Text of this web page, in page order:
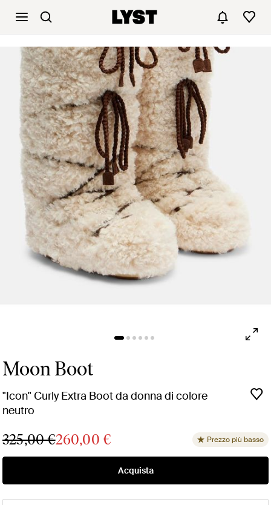
Moon Boot
"Icon" Curly Extra Boot da donna di colore
neutro
325,00 €260,00 € Prezzo più basso
Acquista